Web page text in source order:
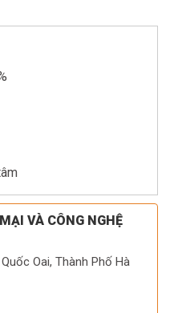
VÀ CÔNG NGHỆ
Oai, Thành Phố Hà